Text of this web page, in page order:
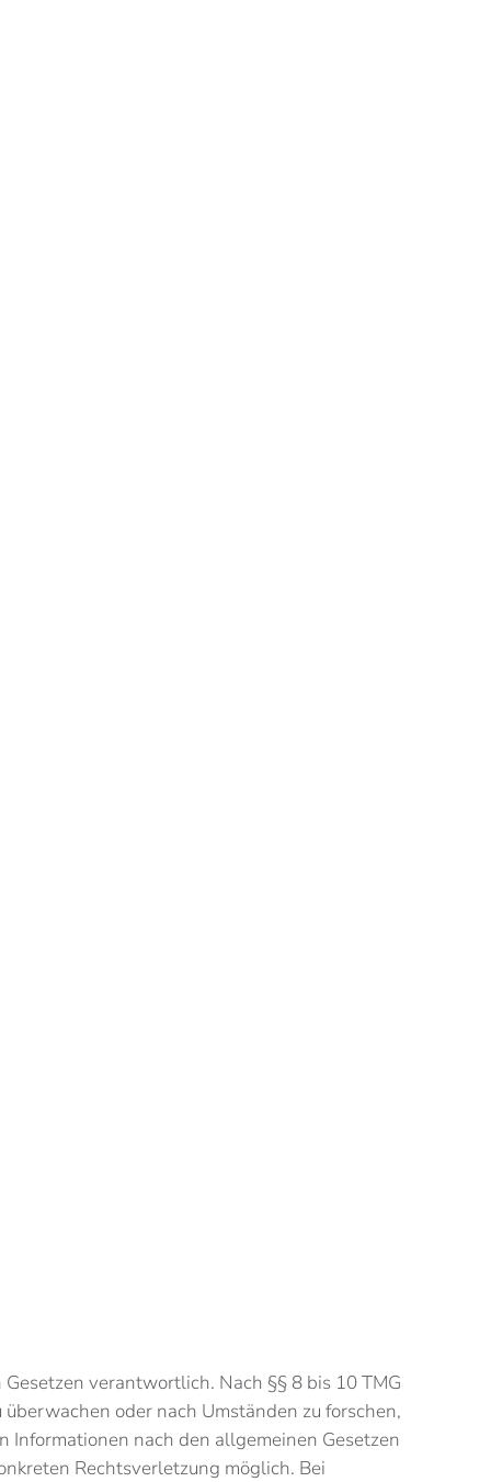
verantwortlich. Nach §§ 8 bis 10 TMG
oder nach Umständen zu forschen,
nach den allgemeinen Gesetzen
Rechtsverletzung möglich. Bei